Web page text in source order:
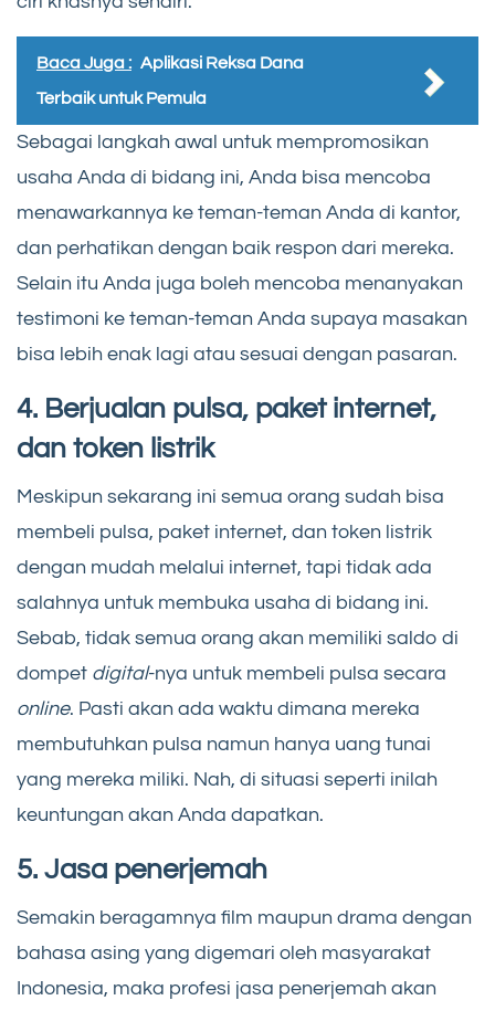
Baca Juga : Aplikasi Reksa Dana
Terbaik untuk Pemula
Sebagai langkah awal untuk mempromosikan
usaha Anda di bidang ini, Anda bisa mencoba
menawarkannya ke teman-teman Anda di kantor,
dan perhatikan dengan baik respon dari mereka.
Selain itu Anda juga boleh mencoba menanyakan
testimoni ke teman-teman Anda supaya masakan
bisa lebih enak lagi atau sesuai dengan pasaran.
4. Berjualan pulsa, paket internet,
dan token listrik
Meskipun sekarang ini semua orang sudah bisa
membeli pulsa, paket internet, dan token listrik
dengan mudah melalui internet, tapi tidak ada
salahnya untuk membuka usaha di bidang ini.
Sebab, tidak semua orang akan memiliki saldo di
dompet digital­-nya untuk membeli pulsa secara
online. Pasti akan ada waktu dimana mereka
membutuhkan pulsa namun hanya uang tunai
yang mereka miliki. Nah, di situasi seperti inilah
keuntungan akan Anda dapatkan.
5. Jasa penerjemah
Semakin beragamnya film maupun drama dengan
bahasa asing yang digemari oleh masyarakat
Indonesia, maka profesi jasa penerjemah akan